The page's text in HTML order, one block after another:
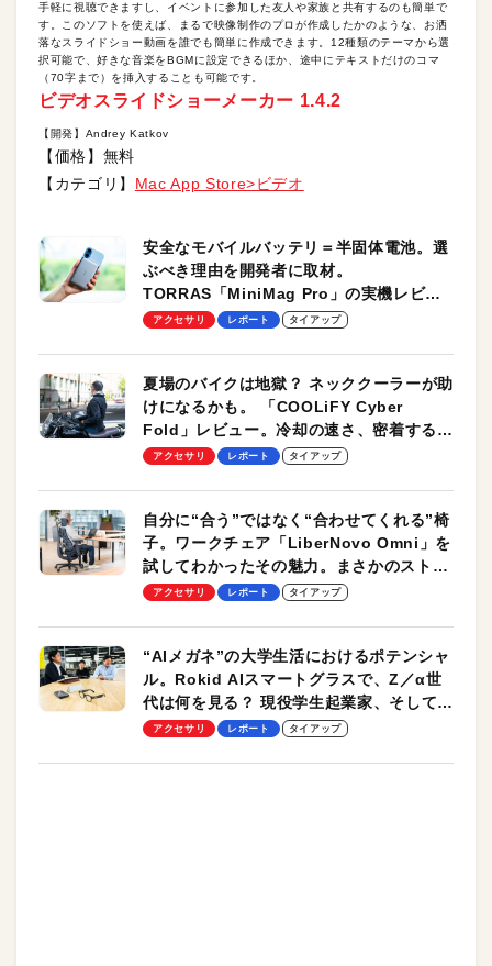
手軽に視聴できますし、イベントに参加した友人や家族と共有するのも簡単で
す。このソフトを使えば、まるで映像制作のプロが作成したかのような、お洒
落なスライドショー動画を誰でも簡単に作成できます。12種類のテーマから選
択可能で、好きな音楽をBGMに設定できるほか、途中にテキストだけのコマ
（70字まで）を挿入することも可能です。
ビデオスライドショーメーカー 1.4.2
【開発】Andrey Katkov
【価格】無料
【カテゴリ】 Mac App Store>ビデオ
安全なモバイルバッテリ＝半固体電池。選
ぶべき理由を開発者に取材。
TORRAS「MiniMag Pro」の実機レビュ
ーも
アクセサリ レポート タイアップ
夏場のバイクは地獄？ ネッククーラーが助
けになるかも。 「COOLiFY Cyber
Fold」レビュー。冷却の速さ、密着する冷
却プレート、シンプルな操作性がグッド！
アクセサリ レポート タイアップ
自分に“合う”ではなく“合わせてくれる”椅
子。ワークチェア「LiberNovo Omni」を
試してわかったその魅力。まさかのストレ
ッチ機能も搭載
アクセサリ レポート タイアップ
“AIメガネ”の大学生活におけるポテンシャ
ル。Rokid AIスマートグラスで、Z／α世
代は何を見る？ 現役学生起業家、そして教
授による体験会レポート【PR】
アクセサリ レポート タイアップ